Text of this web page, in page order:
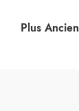
Plus Ancien